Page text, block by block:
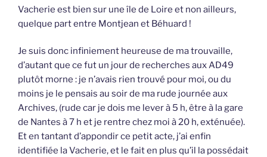
Vacherie est bien sur une île de Loire et non ailleurs,
quelque part entre Montjean et Béhuard !
Je suis donc infiniement heureuse de ma trouvaille,
d’autant que ce fut un jour de recherches aux AD49
plutôt morne : je n’avais rien trouvé pour moi, ou du
moins je le pensais au soir de ma rude journée aux
Archives, (rude car je dois me lever à 5 h, être à la gare
de Nantes à 7 h et je rentre chez moi à 20 h, exténuée).
Et en tantant d’appondir ce petit acte, j’ai enfin
identifiée la Vacherie, et le fait en plus qu’il la possédait